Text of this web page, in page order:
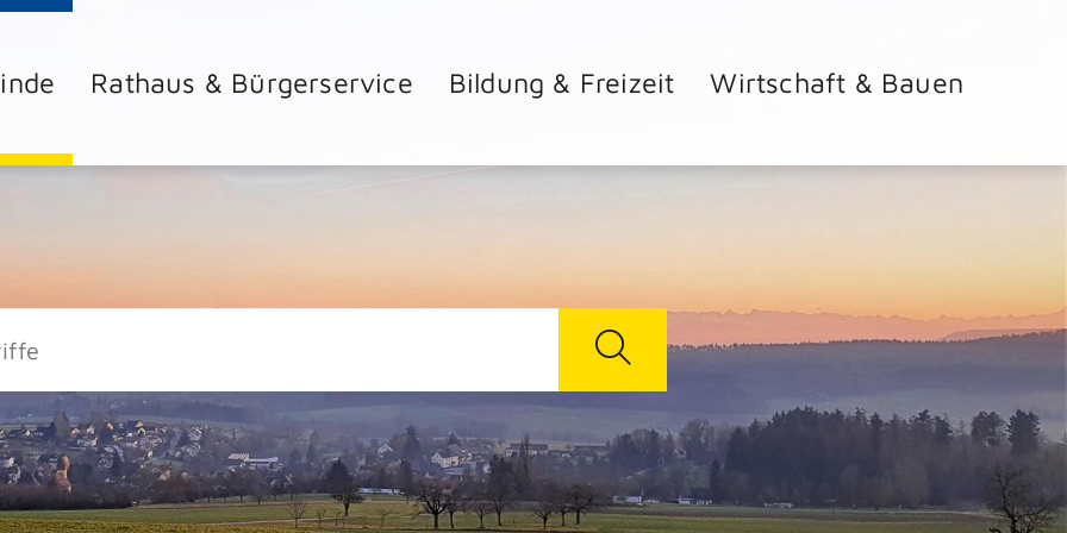
Rathaus & Bürgerservice Bildung & Freizeit Wirtschaft & Bauen